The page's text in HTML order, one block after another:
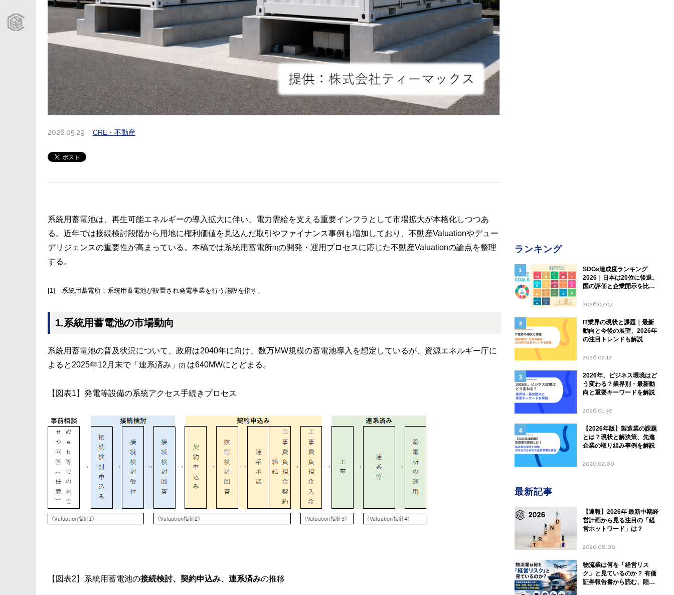
CCReBサービスのご案内
2026.05.29 CRE・不動産
系統用蓄電池は、再生可能エネルギーの導入拡大に伴い、電力需給を支える重要インフラとして市場拡大が本格化しつつあ
る。近年では接続検討段階から用地に権利価値を見込んだ取引やファイナンス事例も増加しており、不動産Valuationやデュー
デリジェンスの重要性が高まっている。本稿では系統用蓄電所[1]の開発・運用プロセスに応じた不動産Valuationの論点を整理
する。
[1] 系統用蓄電所：系統用蓄電池が設置され発電事業を行う施設を指す。
1.系統用蓄電池の市場動向
系統用蓄電池の普及状況について、政府は2040年に向け、数万MW規模の蓄電池導入を想定しているが、資源エネルギー庁に
よると2025年12月末で「連系済み」
[2]は640MWにとどまる。
【図表1】発電等設備の系統アクセス手続きプロセス
【図表2】系統用蓄電池の接続検討、契約申込み、連系済みの推移
ランキング
SDGs達成度ランキング
2026｜日本は20位に後退。
国の評価と企業開示を比較
2026.07.07
IT業界の現状と課題｜最新
動向と今後の展望、2026年
の注目トレンドも解説
2026.02.12
2026年、ビジネス環境はど
う変わる？業界別・最新動
向と重要キーワードを解説
2026.01.30
【2026年版】製造業の課題
とは？現状と解決策、先進
企業の取り組み事例を解説
2026.02.06
最新記事
【速報】2026年 最新中期経
営計画から見る注目の「経
営ホットワード」は？
2026.08.06
物流業は何を「経営リス
ク」と見ているのか？ 有価
証券報告書から読む、陸